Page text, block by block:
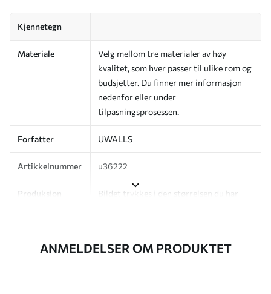
Kjennetegn
Materiale
Velg mellom tre materialer av høy
kvalitet, som hver passer til ulike rom og
budsjetter. Du finner mer informasjon
nedenfor eller under
tilpasningsprosessen.
Forfatter UWALLS
Artikkelnummer u36222
Produksjon
Bildet trykkes i den størrelsen du har
I tillegg
Du kan legge til et lakkbelegg og/eller
ANMELDELSER OM PRODUKTET